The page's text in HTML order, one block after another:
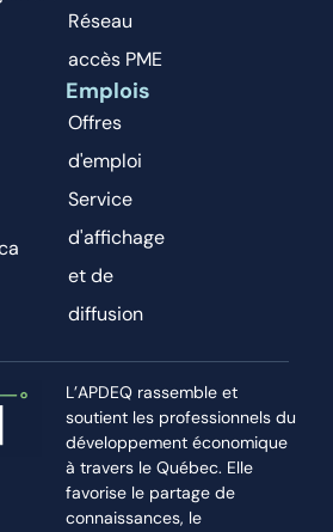
Réseau
accès PME
Emplois
Offres
d'emploi
Service
d'affichage
et de
diffusion
L’APDEQ rassemble et
soutient les professionnels du
développement économique
à travers le Québec. Elle
favorise le partage de
connaissances, le